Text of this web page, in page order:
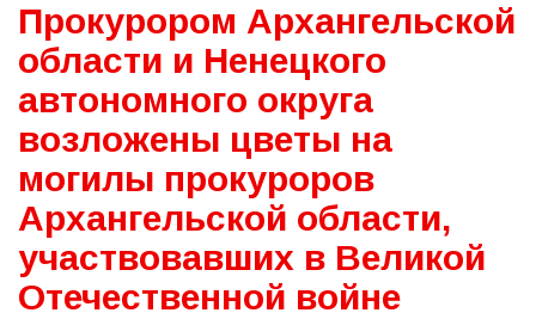
Прокурором Архангельской
области и Ненецкого
автономного округа
возложены цветы на
могилы прокуроров
Архангельской области,
участвовавших в Великой
Отечественной войне